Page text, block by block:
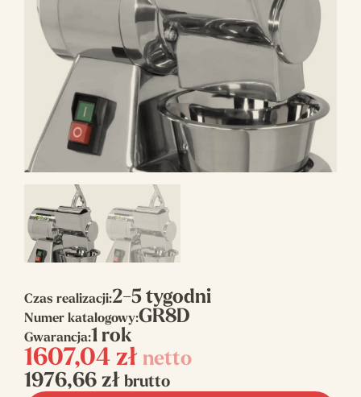
Czas realizacji:2-5 tygodni
Numer katalogowy:GR8D
Gwarancja:1 rok
1607,04 zł netto
1976,66 zł brutto